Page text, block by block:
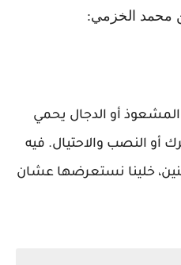
محمد الخزمي:
أو الدجال يحمي
أو النصب والاحتيال. فيه
خلينا نستعرضها عشان